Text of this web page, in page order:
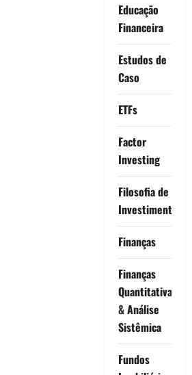
Educação
Financeira
Estudos de
Caso
ETFs
Factor
Investing
Filosofia de
Investimento
Finanças
Finanças
Quantitativas
& Análise
Sistêmica
Fundos